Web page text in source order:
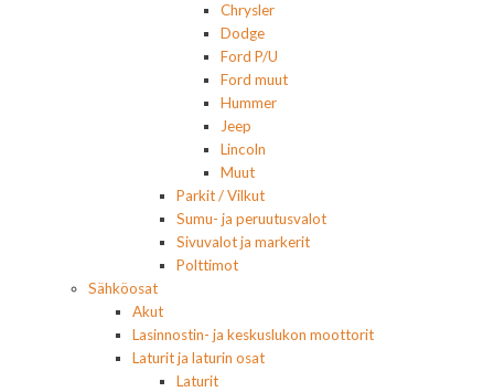
Chrysler
Dodge
Ford P/U
Ford muut
Hummer
Jeep
Lincoln
Muut
Parkit / Vilkut
Sumu- ja peruutusvalot
Sivuvalot ja markerit
Polttimot
Sähköosat
Akut
Lasinnostin- ja keskuslukon moottorit
Laturit ja laturin osat
Laturit